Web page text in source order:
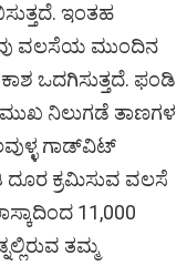
ಇಂತಹ
ವಲಸೆಯ ಮುಂದಿನ
ಒದಗಿಸುತ್ತದೆ. ಫಂಡಿ
ನಿಲುಗಡೆ ತಾಣಗಳ
ಗಾಡ್‌ವಿಟ್
ದೂರ ಕ್ರಮಿಸುವ ವಲಸೆ
11,000
ತಮ್ಮ